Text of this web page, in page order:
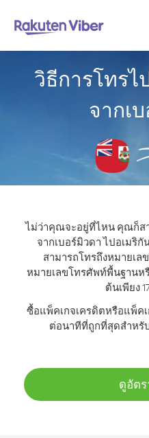
วิธีการโทรไ
จากเ
ไม่ว่าคุณจะอยู่ที่ไหน คุณก็ส
จากเบอร์มิวดา ไปอเมริ
สามารถโทรถึงหมายเล
หมายเลขโทรศัพท์พื้นฐานห
ต้นเพียง
ซื้อแพ็คเกจเครดิตหรือแพ็ค
ต่อนาทีที่ถูกที่สุดสำหรั
ดูอัต